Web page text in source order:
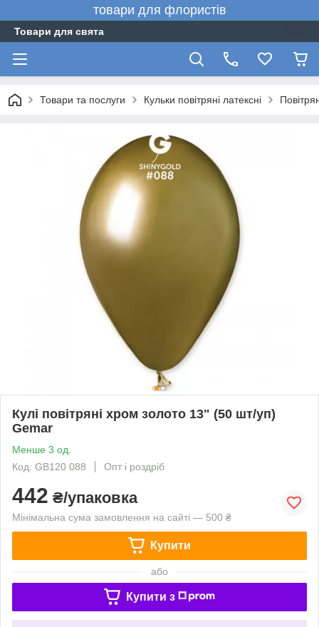
товари для флористів
Товари для свята
Товари та послуги Кульки повітряні латексні
Кулі повітряні хром золото 13" (50 шт/уп)
Gemar
Менше 3 од.
Код: GB120 088
Опт і роздріб
442 ₴/упаковка
Мінімальна сума замовлення на сайті — 500 ₴
Купити
або
Купити з